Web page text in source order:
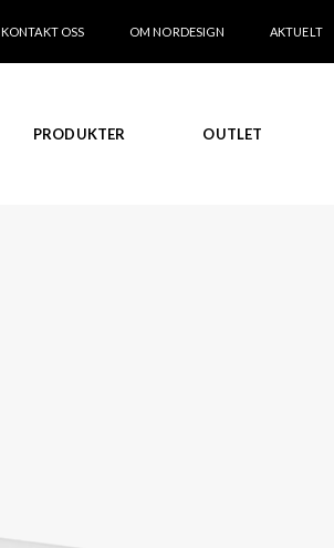
KONTAKT OSS OM NORDESIGN AKTUELT
PRODUKTER OUTLET